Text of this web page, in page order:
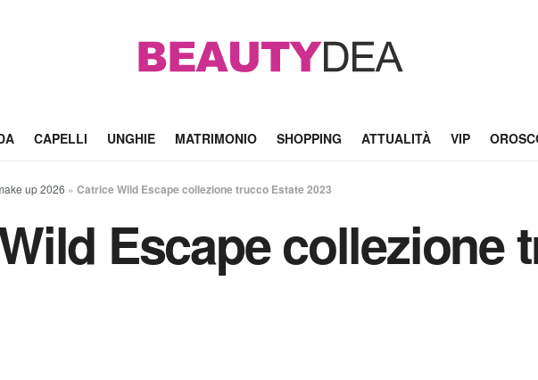
CAPELLI UNGHIE MATRIMONIO SHOPPING ATTUALITÀ VIP
up 2026 » Catrice Wild Escape collezione trucco Estate 2023
Escape collezione